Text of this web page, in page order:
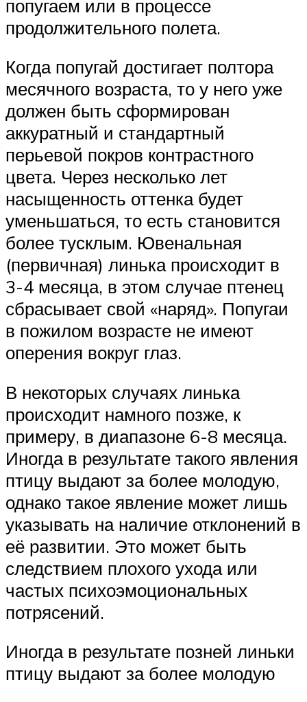
попугаем или в процессе
продолжительного полета.
Когда попугай достигает полтора
месячного возраста, то у него уже
должен быть сформирован
аккуратный и стандартный
перьевой покров контрастного
цвета. Через несколько лет
насыщенность оттенка будет
уменьшаться, то есть становится
более тусклым. Ювенальная
(первичная) линька происходит в
3-4 месяца, в этом случае птенец
сбрасывает свой «наряд». Попугаи
в пожилом возрасте не имеют
оперения вокруг глаз.
В некоторых случаях линька
происходит намного позже, к
примеру, в диапазоне 6-8 месяца.
Иногда в результате такого явления
птицу выдают за более молодую,
однако такое явление может лишь
указывать на наличие отклонений в
её развитии. Это может быть
следствием плохого ухода или
частых психоэмоциональных
потрясений.
Иногда в результате позней линьки
птицу выдают за более молодую